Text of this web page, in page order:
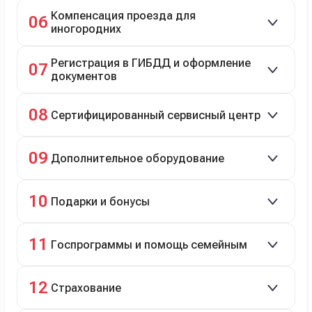
06 Компенсация проезда для
иногородних
07 Регистрация в ГИБДД и оформление
документов
08 Сертифицированный сервисный центр
технический ремонт.
09 Дополнительное оборудование
10 Подарки и бонусы
программе лояльности.
11 Госпрограммы и помощь семейным
12 Страхование